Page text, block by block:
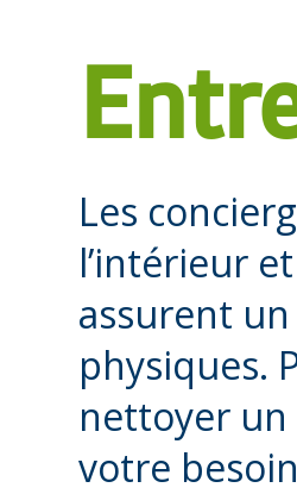
Les
l’intérieur
assurent
physiques.
nettoyer
votre